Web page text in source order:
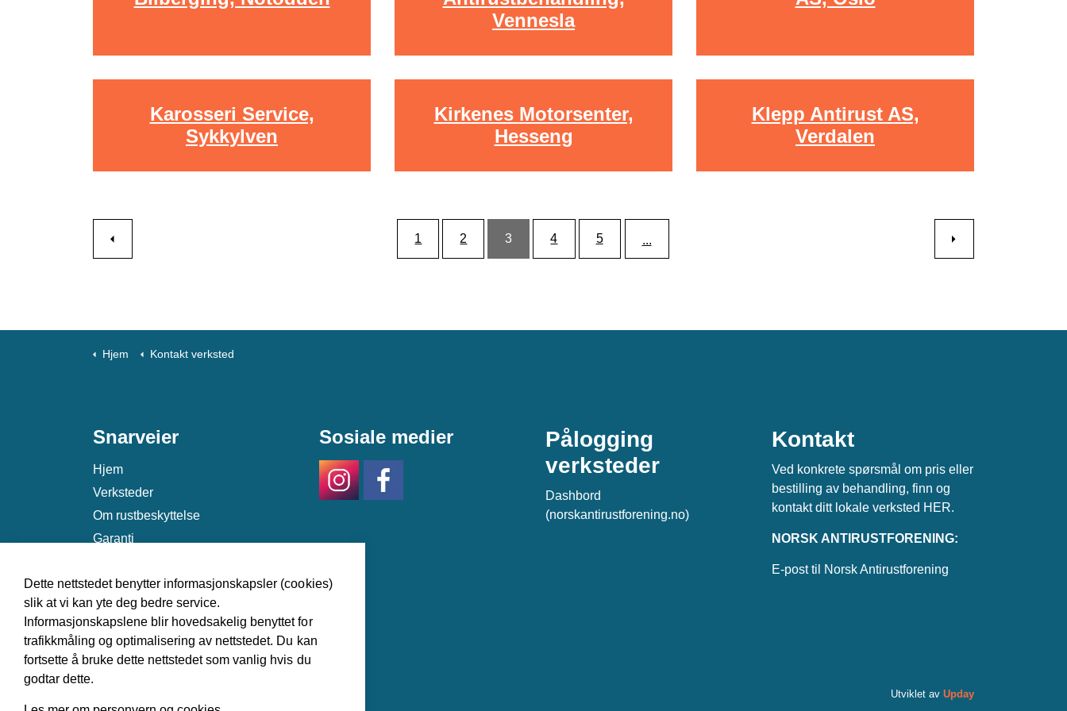
Vennesla
Karosseri Service,
Sykkylven
Kirkenes Motorsenter,
Hesseng
Klepp Antirust AS,
Verdalen
1 2 3 4 5 ...
Hjem Kontakt verksted
Snarveier
Hjem
Verksteder
Om rustbeskyttelse
Garanti
Sosiale medier
Pålogging
verksteder
Dashbord
(norskantirustforening.no)
Kontakt
Ved konkrete spørsmål om pris eller
bestilling av behandling, finn og
kontakt ditt lokale verksted HER.
NORSK ANTIRUSTFORENING:
E-post til Norsk Antirustforening
Utviklet av Upday
Dette nettstedet benytter informasjonskapsler (cookies)
slik at vi kan yte deg bedre service.
Informasjonskapslene blir hovedsakelig benyttet for
trafikkmåling og optimalisering av nettstedet. Du kan
fortsette å bruke dette nettstedet som vanlig hvis du
godtar dette.